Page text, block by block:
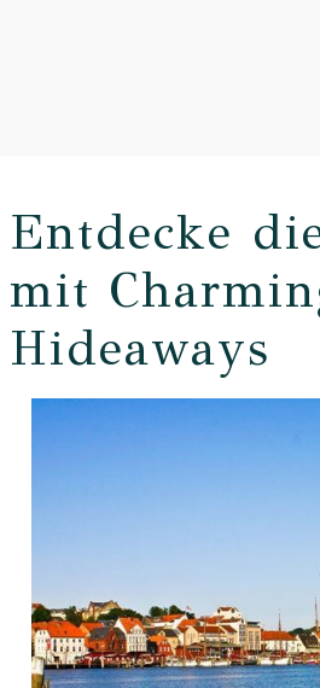
Entdecke
mit
Hideaways